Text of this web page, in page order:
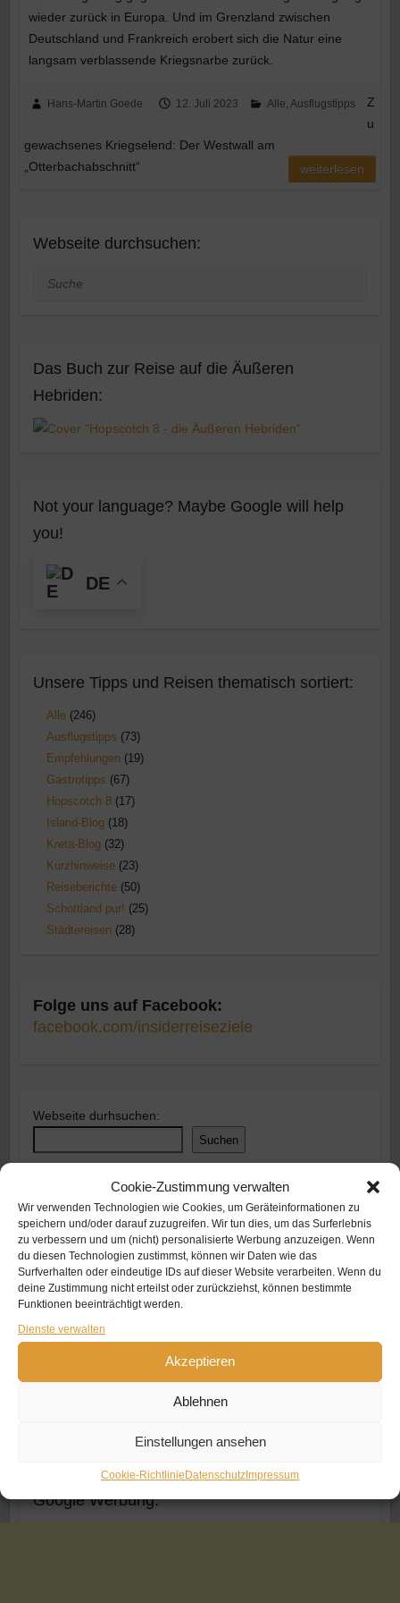
Cookie-Zustimmung verwalten
Wir verwenden Technologien wie Cookies, um Geräteinformationen zu
speichern und/oder darauf zuzugreifen. Wir tun dies, um das Surferlebnis
zu verbessern und um (nicht) personalisierte Werbung anzuzeigen. Wenn
du diesen Technologien zustimmst, können wir Daten wie das
Surfverhalten oder eindeutige IDs auf dieser Website verarbeiten. Wenn du
deine Zustimmung nicht erteilst oder zurückziehst, können bestimmte
Funktionen beeinträchtigt werden.
Dienste verwalten
Akzeptieren
Ablehnen
Einstellungen ansehen
Cookie-RichtlinieDatenschutzImpressum
wieder zurück in Europa. Und im Grenzland zwischen
Deutschland und Frankreich erobert sich die Natur eine
langsam verblassende Kriegsnarbe zurück.
Hans-Martin Goede 12. Juli 2023 Alle, Ausflugstipps
Z
u
gewachsenes Kriegselend: Der Westwall am
„Otterbachabschnitt“
weiterlesen
Webseite durchsuchen:
Suche
Das Buch zur Reise auf die Äußeren
Hebriden:
Not your language? Maybe Google will help
you!
DE
Unsere Tipps und Reisen thematisch sortiert:
Alle(246)
Ausflugstipps (73)
Empfehlungen(19)
Gastrotipps (67)
Hopscotch 8(17)
Island-Blog (18)
Kreta-Blog (32)
Kurzhinweise(23)
Reiseberichte(50)
Schottland pur! (25)
Städtereisen(28)
Folge uns auf Facebook:
facebook.com/insiderreiseziele
Webseite durhsuchen:
Suchen
Wie wäre es mit einer Dankeschön-Spende?
Ihnen gefällt die Webseite? Der Bericht hat inspiriert? Der
Tipp war goldrichtig? Wir freuen uns sehr über eine kleine
Danke-SpendeperPAYPAL für unseren für Sie
alles kostenfrei sondern mit viel Aufwand und Kosten. Und
wenn es nur 1 Euro oder lediglich 20 Cent sind –
Google Werbung: